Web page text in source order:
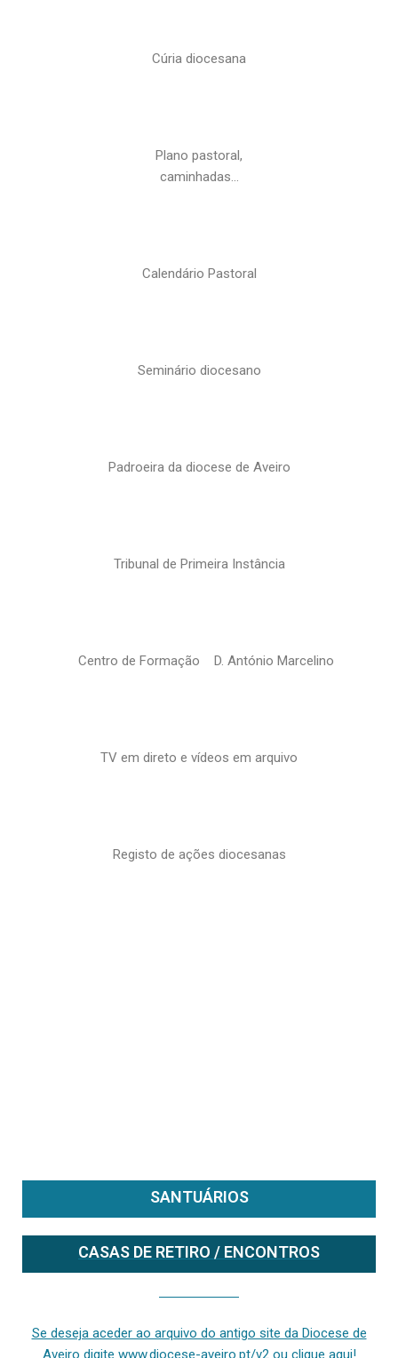
Cúria diocesana
Plano pastoral,
caminhadas…
Calendário Pastoral
Seminário diocesano
Padroeira da diocese de Aveiro
Tribunal de Primeira Instância
Centro de Formação D. António Marcelino
TV em direto e vídeos em arquivo
Registo de ações diocesanas
SANTUÁRIOS
CASAS DE RETIRO / ENCONTROS
Se deseja aceder ao arquivo do antigo site da Diocese de
Aveiro digite www.diocese-aveiro.pt/v2 ou clique aqui!